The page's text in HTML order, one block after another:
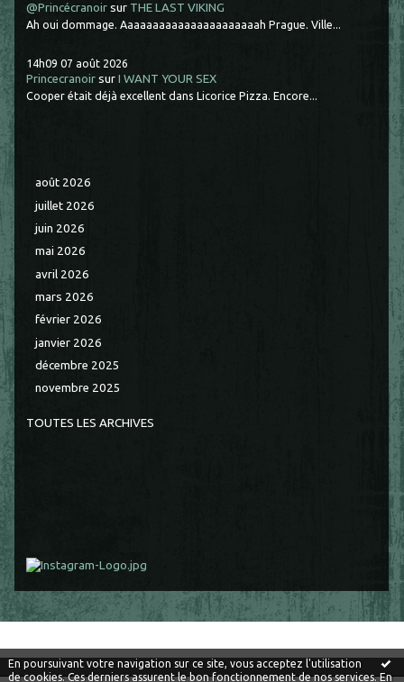
En poursuivant votre navigation sur ce site, vous acceptez l'utilisation
de cookies. Ces derniers assurent le bon fonctionnement de nos services.En
@Princécranoir sur THE LAST VIKING
Ah oui dommage. Aaaaaaaaaaaaaaaaaaaaaah Prague. Ville...
14h09 07 août 2026
Princecranoir surI WANT YOUR SEX
Cooper était déjà excellent dans Licorice Pizza. Encore...
août 2026
juillet 2026
juin 2026
mai 2026
avril 2026
mars 2026
février 2026
janvier 2026
décembre 2025
novembre 2025
TOUTES LES ARCHIVES